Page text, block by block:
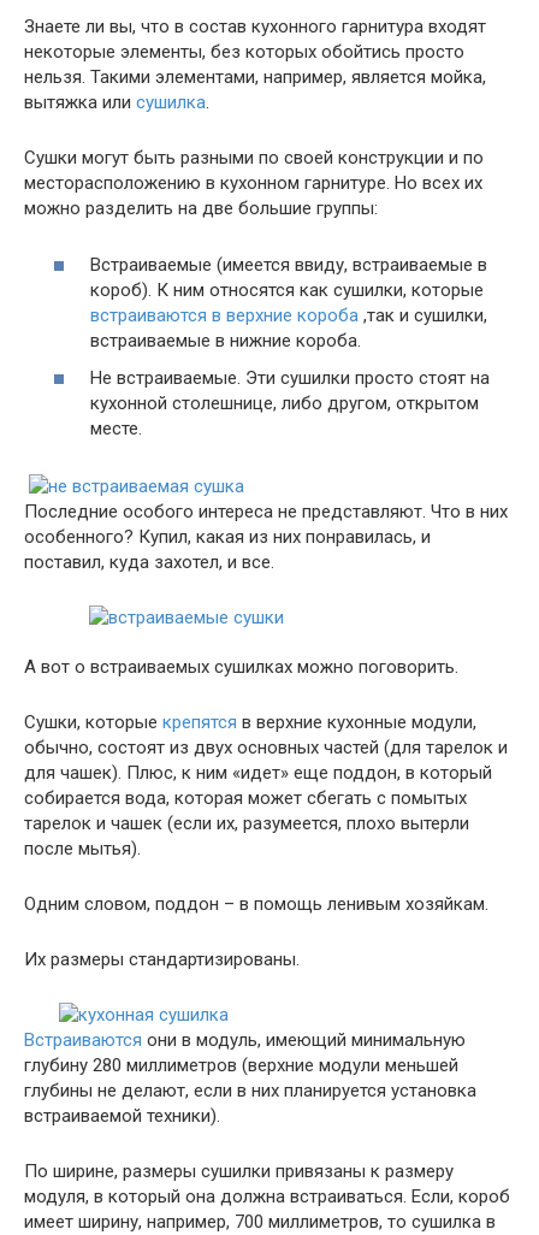
Знаете ли вы, что в состав кухонного гарнитура входят
некоторые элементы, без которых обойтись просто
нельзя. Такими элементами, например, является мойка,
вытяжка или сушилка.
Сушки могут быть разными по своей конструкции и по
месторасположению в кухонном гарнитуре. Но всех их
можно разделить на две большие группы:
Встраиваемые (имеется ввиду, встраиваемые в
короб). К ним относятся как сушилки, которые
встраиваются в верхние короба ,так и сушилки,
встраиваемые в нижние короба.
Не встраиваемые. Эти сушилки просто стоят на
кухонной столешнице, либо другом, открытом
месте.
Последние особого интереса не представляют. Что в них
особенного? Купил, какая из них понравилась, и
поставил, куда захотел, и все.
А вот о встраиваемых сушилках можно поговорить.
Сушки, которые крепятся в верхние кухонные модули,
обычно, состоят из двух основных частей (для тарелок и
для чашек). Плюс, к ним «идет» еще поддон, в который
собирается вода, которая может сбегать с помытых
тарелок и чашек (если их, разумеется, плохо вытерли
после мытья).
Одним словом, поддон – в помощь ленивым хозяйкам.
Их размеры стандартизированы.
Встраиваются они в модуль, имеющий минимальную
глубину 280 миллиметров (верхние модули меньшей
глубины не делают, если в них планируется установка
встраиваемой техники).
По ширине, размеры сушилки привязаны к размеру
модуля, в который она должна встраиваться. Если, короб
имеет ширину, например, 700 миллиметров, то сушилка в